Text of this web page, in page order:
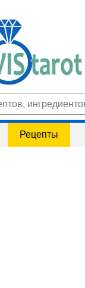
Рецепты